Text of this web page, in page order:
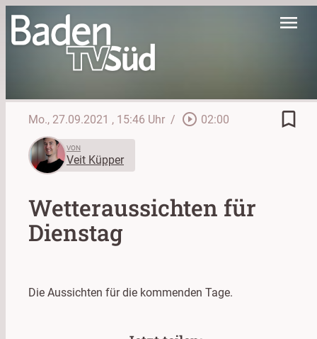
menu
Mo., 27.09.2021 , 15:46 Uhr / play_circle_outline 02:00 bookmark_border
VON
Veit Küpper
Wetteraussichten für
Dienstag
Die Aussichten für die kommenden Tage.